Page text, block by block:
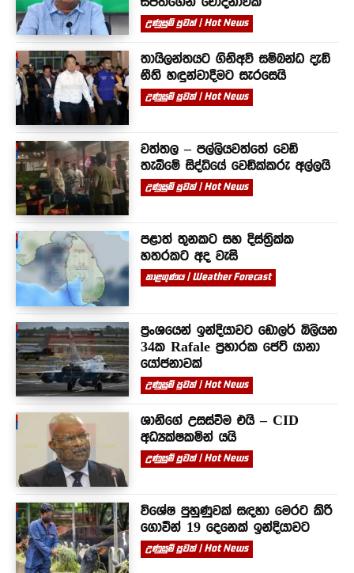
උණුසුම් පුවත් | Hot News
තායිලන්තයට ගිනිඅවි සම්බන්ධ දැඩි
නීති හඳුන්වාදීමට සැරසෙයි
උණුසුම් පුවත් | Hot News
වත්තල – පල්ලියවත්තේ වෙඩි
තැබීමේ සිද්ධියේ වෙඩික්කරු අල්ලයි
උණුසුම් පුවත් | Hot News
පළාත් තුනකට සහ දිස්ත්‍රික්ක
හතරකට අද වැසි
කාළගුණය | Weather Forecast
ප්‍රංශයෙන් ඉන්දියාවට ඩොලර් බිලියන
34ක Rafale ප්‍රහාරක ජෙට් යානා
යෝජනාවක්
උණුසුම් පුවත් | Hot News
ශානිගේ උසස්වීම එයි – CID
අධ්‍යක්ෂකමින් යයි
උණුසුම් පුවත් | Hot News
විශේෂ පුහුණුවක් සඳහා මෙරට කිරි
ගොවීන් 19 දෙනෙක් ඉන්දියාවට
උණුසුම් පුවත් | Hot News